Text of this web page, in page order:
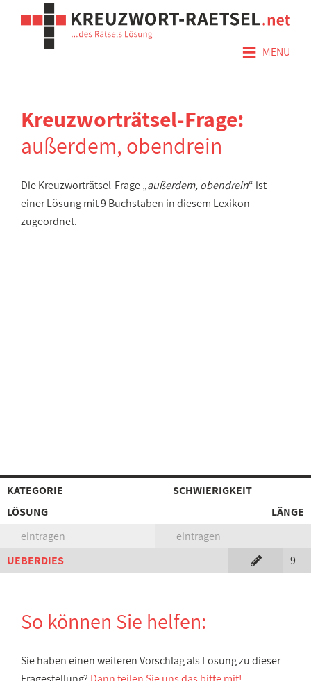
≡ MENÜ
Kreuzworträtsel-Frage:
außerdem, obendrein
Die Kreuzworträtsel-Frage „außerdem, obendrein“ ist
einer Lösung mit 9 Buchstaben in diesem Lexikon
zugeordnet.
KATEGORIE
SCHWIERIGKEIT
LÖSUNG
LÄNGE
eintragen
eintragen
UEBERDIES
9
So können Sie helfen:
Sie haben einen weiteren Vorschlag als Lösung zu dieser